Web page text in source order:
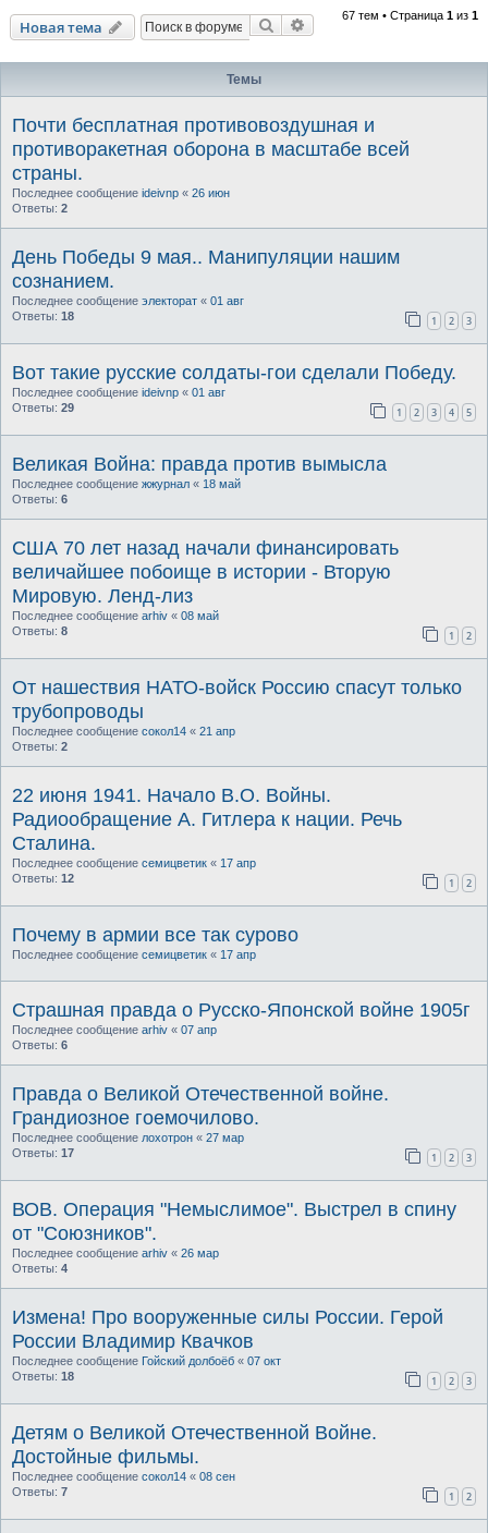
Новая тема Поиск Расширенный поиск
67 тем • Страница 1 из 1
Темы
Почти бесплатная противовоздушная и
противоракетная оборона в масштабе всей
страны.
Последнее сообщение ideivnp « 26 июн
Ответы: 2
День Победы 9 мая.. Манипуляции нашим
сознанием.
Последнее сообщение электорат « 01 авг
Ответы: 18 1 2 3
Вот такие русские солдаты-гои сделали Победу.
Последнее сообщение ideivnp « 01 авг
Ответы: 29 1 2 3 4 5
Великая Война: правда против вымысла
Последнее сообщение жжурнал « 18 май
Ответы: 6
США 70 лет назад начали финансировать
величайшее побоище в истории - Вторую
Мировую. Ленд-лиз
Последнее сообщение arhiv « 08 май
Ответы: 8 1 2
От нашествия НАТО-войск Россию спасут только
трубопроводы
Последнее сообщение сокол14 « 21 апр
Ответы: 2
22 июня 1941. Начало В.О. Войны.
Радиообращение А. Гитлера к нации. Речь
Сталина.
Последнее сообщение семицветик « 17 апр
Ответы: 12 1 2
Почему в армии все так сурово
Последнее сообщение семицветик « 17 апр
Страшная правда о Русско-Японской войне 1905г
Последнее сообщение arhiv « 07 апр
Ответы: 6
Правда о Великой Отечественной войне.
Грандиозное гоемочилово.
Последнее сообщение лохотрон « 27 мар
Ответы: 17 1 2 3
ВОВ. Операция "Немыслимое". Выстрел в спину
от "Союзников".
Последнее сообщение arhiv « 26 мар
Ответы: 4
Измена! Про вооруженные силы России. Герой
России Владимир Квачков
Последнее сообщение Гойский долбоёб « 07 окт
Ответы: 18 1 2 3
Детям о Великой Отечественной Войне.
Достойные фильмы.
Последнее сообщение сокол14 « 08 сен
Ответы: 7 1 2